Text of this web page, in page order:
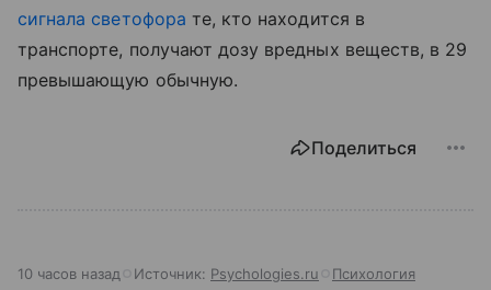
сигнала светофора те, кто находится в
транспорте, получают дозу вредных веществ, в 29
превышающую обычную.
Поделиться
10 часов назад Источник: Psychologies.ru Психология